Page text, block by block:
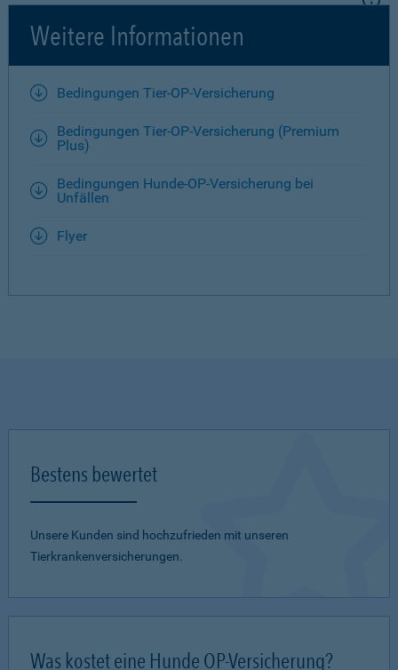
Weitere Informationen
Bedingungen Tier-OP-Versicherung
Bedingungen Tier-OP-Versicherung (Premium
Plus)
Bedingungen Hunde-OP-Versicherung bei
Unfällen
Flyer
Bestens bewertet
Unsere Kunden sind hochzufrieden mit unseren
Tierkrankenversicherungen.
Was kostet eine Hunde OP-Versicherung?